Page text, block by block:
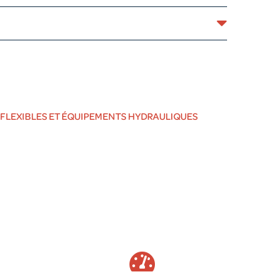
FLEXIBLES ET ÉQUIPEMENTS HYDRAULIQUES